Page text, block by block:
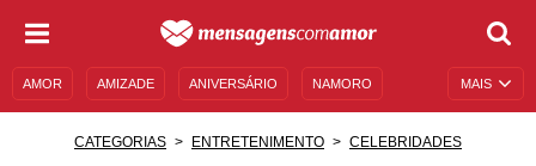
MAIS
AMOR AMIZADE ANIVERSÁRIO NAMORO
CATEGORIAS ENTRETENIMENTO CELEBRIDADES